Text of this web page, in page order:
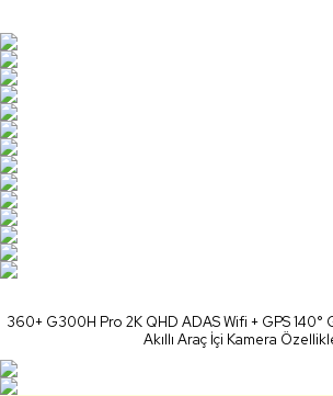
360+ G300H Pro 2K QHD ADAS Wifi + GPS 140°
Akıllı Araç İçi Kamera